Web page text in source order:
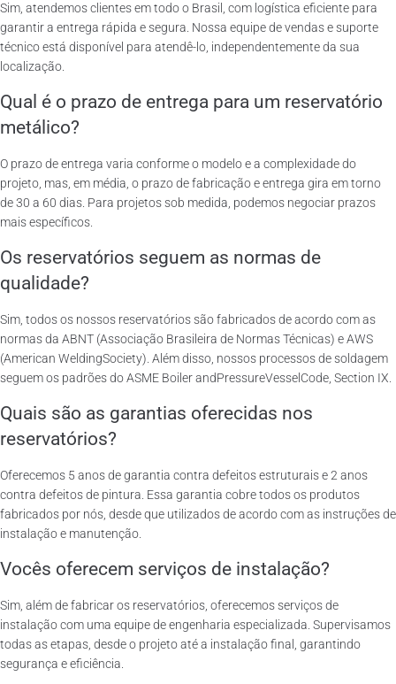
Sim, atendemos clientes em todo o Brasil, com logística eficiente para
garantir a entrega rápida e segura. Nossa equipe de vendas e suporte
técnico está disponível para atendê-lo, independentemente da sua
localização.
Qual é o prazo de entrega para um reservatório
metálico?
O prazo de entrega varia conforme o modelo e a complexidade do
projeto, mas, em média, o prazo de fabricação e entrega gira em torno
de 30 a 60 dias. Para projetos sob medida, podemos negociar prazos
mais específicos.
Os reservatórios seguem as normas de
qualidade?
Sim, todos os nossos reservatórios são fabricados de acordo com as
normas da ABNT (Associação Brasileira de Normas Técnicas) e AWS
(American WeldingSociety). Além disso, nossos processos de soldagem
seguem os padrões do ASME Boiler andPressureVesselCode, Section IX.
Quais são as garantias oferecidas nos
reservatórios?
Oferecemos 5 anos de garantia contra defeitos estruturais e 2 anos
contra defeitos de pintura. Essa garantia cobre todos os produtos
fabricados por nós, desde que utilizados de acordo com as instruções de
instalação e manutenção.
Vocês oferecem serviços de instalação?
Sim, além de fabricar os reservatórios, oferecemos serviços de
instalação com uma equipe de engenharia especializada. Supervisamos
todas as etapas, desde o projeto até a instalação final, garantindo
segurança e eficiência.